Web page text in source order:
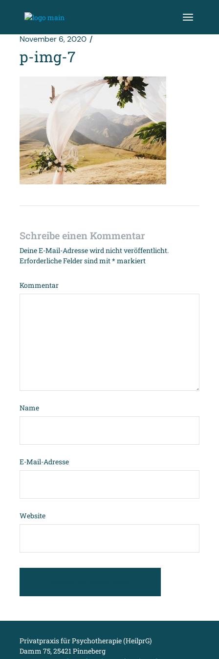
springen
November 6, 2020
p-img-7
Schreibe einen Kommentar
Deine E-Mail-Adresse wird nicht veröffentlicht.
Erforderliche Felder sind mit* markiert
Kommentar
Name
E-Mail-Adresse
Website
Privatpraxis für Psychotherapie (HeilprG)
Damm 75, 25421 Pinneberg